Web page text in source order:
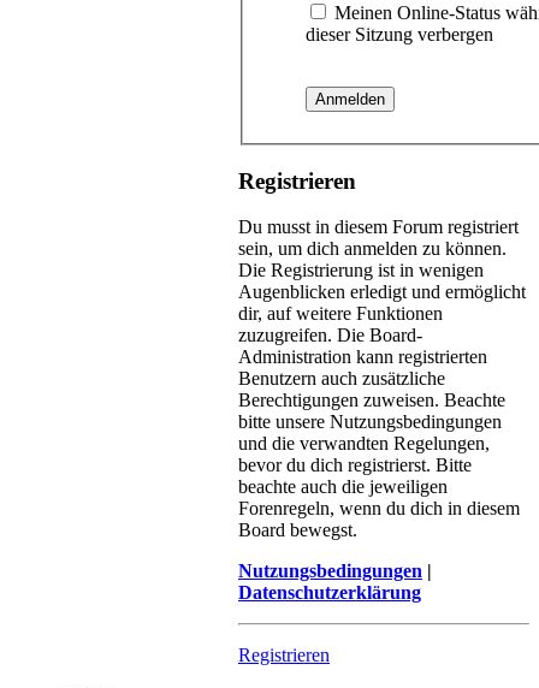
Meinen Online-Status
dieser Sitzung verbergen
Registrieren
Du musst in diesem Forum registriert
sein, um dich anmelden zu können.
Die Registrierung ist in wenigen
Augenblicken erledigt und ermöglicht
dir, auf weitere Funktionen
zuzugreifen. Die Board-
Administration kann registrierten
Benutzern auch zusätzliche
Berechtigungen zuweisen. Beachte
bitte unsere Nutzungsbedingungen
und die verwandten Regelungen,
bevor du dich registrierst. Bitte
beachte auch die jeweiligen
Forenregeln, wenn du dich in diesem
Board bewegst.
Nutzungsbedingungen |
Datenschutzerklärung
Registrieren